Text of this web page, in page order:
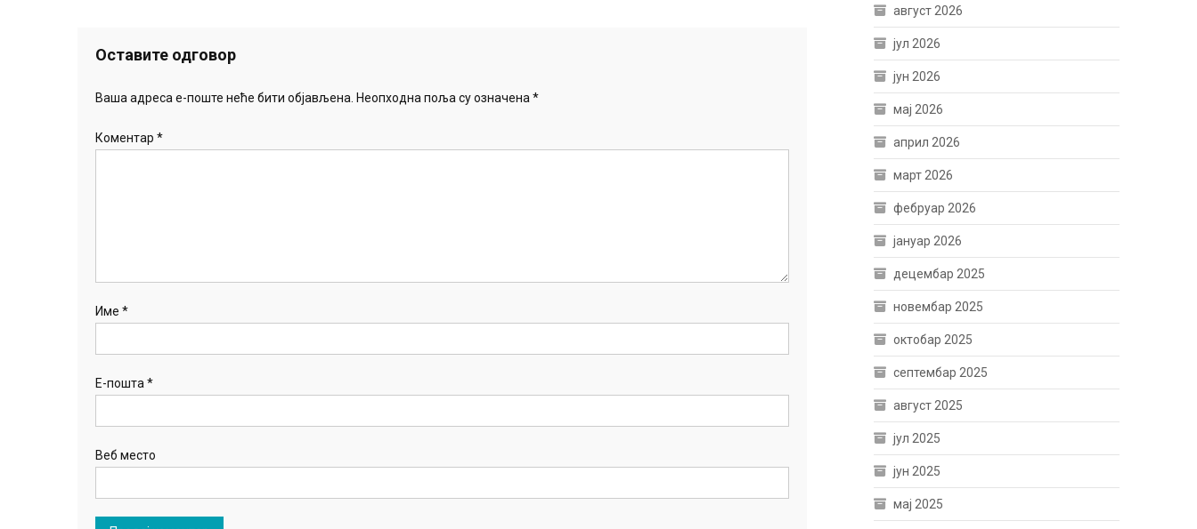
Оставите одговор
Ваша адреса е-поште неће бити објављена. Неопходна поља су означена*
Коментар *
Име *
Е-пошта*
Веб место
август 2026
јул 2026
јун 2026
мај 2026
април 2026
март 2026
фебруар 2026
јануар 2026
децембар 2025
новембар 2025
октобар 2025
септембар 2025
август 2025
јул 2025
јун 2025
мај 2025